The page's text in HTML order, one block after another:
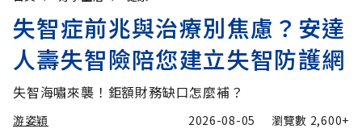
失智症前兆與治療別焦慮？安達
人壽失智險陪您建立失智防護網
失智海嘯來襲！鉅額財務缺口怎麼補？
游姿穎 2026-08-05 瀏覽數 2,600+